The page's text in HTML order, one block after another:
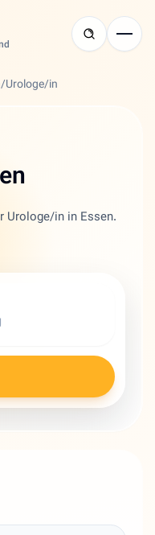
/Urologe/in
Urologe/in in Essen.